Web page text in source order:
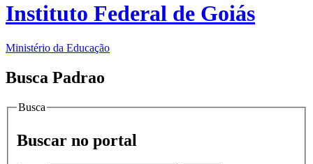
Instituto Federal de Goiás
Ministério da Educação
Busca Padrao
Busca
Buscar no portal